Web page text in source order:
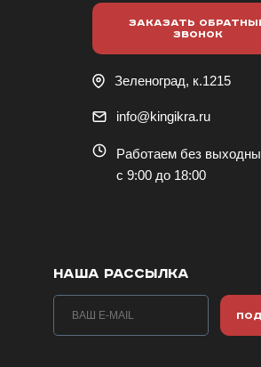
ЗАКАЗАТЬ
ЗВОНОК
Зеленоград, к.1215
info@kingikra.ru
Работаем без
с 9:00 до 18:00
НАША РАССЫЛКА